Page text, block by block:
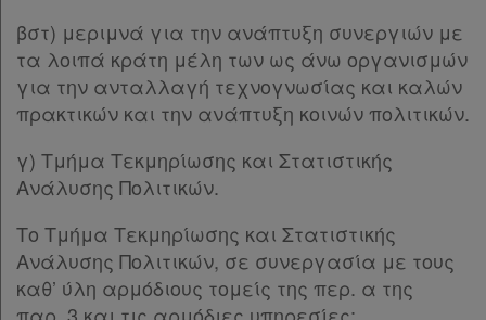
βστ) μεριμνά για την ανάπτυξη συνεργιών με
τα λοιπά κράτη μέλη των ως άνω οργανισμών
για την ανταλλαγή τεχνογνωσίας και καλών
πρακτικών και την ανάπτυξη κοινών πολιτικών.
γ) Τμήμα Τεκμηρίωσης και Στατιστικής
Ανάλυσης Πολιτικών.
Το Τμήμα Τεκμηρίωσης και Στατιστικής
Ανάλυσης Πολιτικών, σε συνεργασία με τους
καθ’ ύλη αρμόδιους τομείς της περ. α της